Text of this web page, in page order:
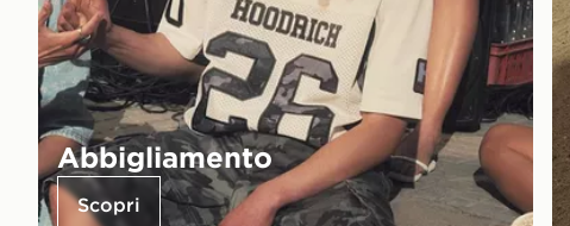
Abbigliamento
Scopri